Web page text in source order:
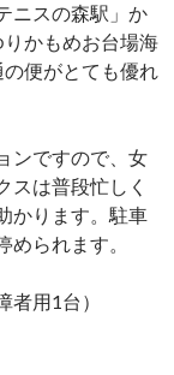
ニスの森駅」か
かもめお台場海
便がとても優れ
ンですので、女
スは普段忙しく
かります。駐車
られます。
用1台）